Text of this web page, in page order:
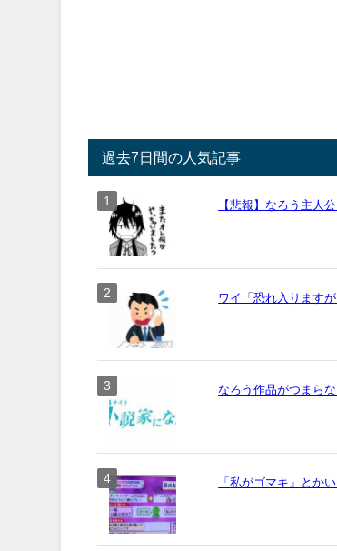
過去7日間の人気記事
【悲報】なろう主人
ワイ「恐れ入ります
なろう作品がつまら
「私がゴマキ」とか